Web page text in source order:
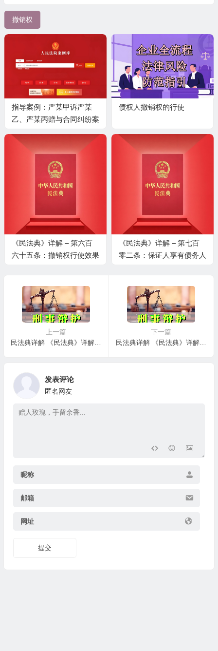
撤销权
指导案例：严某甲诉严某
乙、严某丙赠与合同纠纷案
赠，对于未接受的部分遗赠
财产，应按法定继承处分
债权人撤销权的行使
《民法典》详解 – 第六百
六十五条：撤销权行使效果
《民法典》详解 – 第七百
零二条：保证人享有债务人
上一篇
民法典详解 《民法典》详解 – 第一百五十条一：显失公平及其效力
下一篇
民法典详解 《民法典》详解 – 第一百五十条三：民事法律行为无效
发表评论
匿名网友
昵称
邮箱
网址
提交